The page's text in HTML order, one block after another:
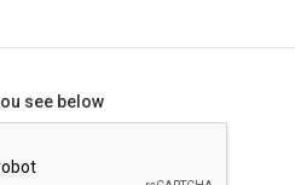
see below